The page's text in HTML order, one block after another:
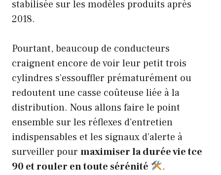
stabilisée sur les modèles produits après
2018.
Pourtant, beaucoup de conducteurs
craignent encore de voir leur petit trois
cylindres s’essouffler prématurément ou
redoutent une casse coûteuse liée à la
distribution. Nous allons faire le point
ensemble sur les réflexes d’entretien
indispensables et les signaux d’alerte à
surveiller pour maximiser la durée vie tce
90 et rouler en toute sérénité
.